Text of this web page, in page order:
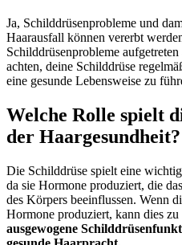
Ja, Schilddrüsenprobleme und
Haarausfall können vererbt
Schilddrüsenprobleme
achten, deine Schilddrüse
eine gesunde Lebensweise zu
Welche Rolle spielt
der Haargesundheit?
Die Schilddrüse spielt eine
da sie Hormone produziert, die
des Körpers beeinflussen. Wenn
Hormone produziert, kann dies
ausgewogene